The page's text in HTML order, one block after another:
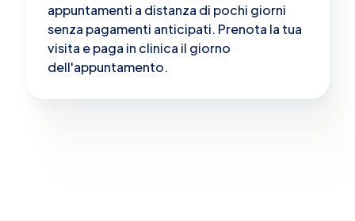
appuntamenti a distanza di pochi giorni
senza pagamenti anticipati. Prenota la tua
visita e paga in clinica il giorno
dell'appuntamento.